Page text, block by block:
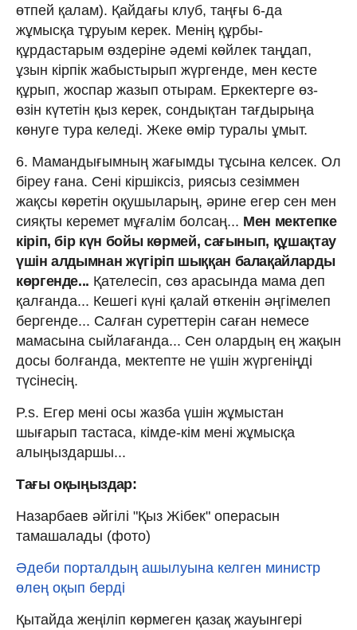
өтпей қалам). Қайдағы клуб, таңғы 6-да
жұмысқа тұруым керек. Менің құрбы-
құрдастарым өздеріне әдемі көйлек таңдап,
ұзын кірпік жабыстырып жүргенде, мен кесте
құрып, жоспар жазып отырам. Еркектерге өз-
өзін күтетін қыз керек, сондықтан тағдырыңа
көнуге тура келеді. Жеке өмір туралы ұмыт.
6. Мамандығымның жағымды тұсына келсек. Ол
біреу ғана. Сені кіршіксіз, риясыз сезіммен
жақсы көретін оқушыларың, әрине егер сен мен
сияқты керемет мұғалім болсаң... Мен мектепке
кіріп, бір күн бойы көрмей, сағынып, құшақтау
үшін алдымнан жүгіріп шыққан балақайларды
көргенде... Қателесіп, сөз арасында мама деп
қалғанда... Кешегі күні қалай өткенін әңгімелеп
бергенде... Салған суреттерін саған немесе
мамасына сыйлағанда... Сен олардың ең жақын
досы болғанда, мектепте не үшін жүргеніңді
түсінесің.
P.s. Егер мені осы жазба үшін жұмыстан
шығарып тастаса, кімде-кім мені жұмысқа
алыңыздаршы...
Тағы оқыңыздар:
Назарбаев әйгілі "Қыз Жібек" операсын
тамашалады (фото)
Әдеби порталдың ашылуына келген министр
өлең оқып берді
Қытайда жеңіліп көрмеген қазақ жауынгері